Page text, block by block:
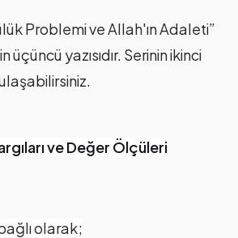
Problemi ve Allah'ın Adaleti”
üçüncü yazısıdır. Serinin ikinci
ve Değer Ölçüleri
olarak;